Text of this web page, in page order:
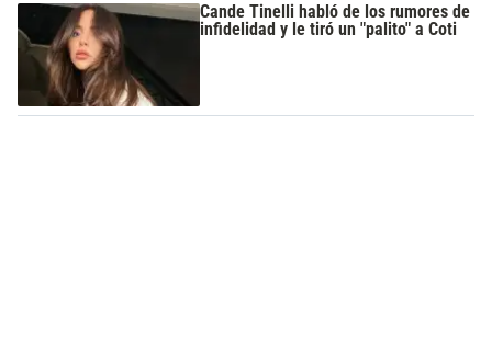
Cande Tinelli habló de los rumores de
infidelidad y le tiró un "palito" a Coti